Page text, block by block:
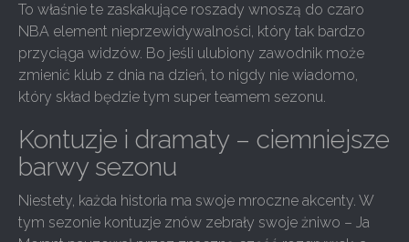
To właśnie te zaskakujące roszady wnoszą do czaro
NBA element nieprzewidywalności, który tak bardzo
przyciąga widzów. Bo jeśli ulubiony zawodnik może
zmienić klub z dnia na dzień, to nigdy nie wiadomo,
który skład będzie tym super teamem sezonu.
Kontuzje i dramaty – ciemniejsze
barwy sezonu
Niestety, każda historia ma swoje mroczne akcenty. W
tym sezonie kontuzje znów zebrały swoje żniwo – Ja